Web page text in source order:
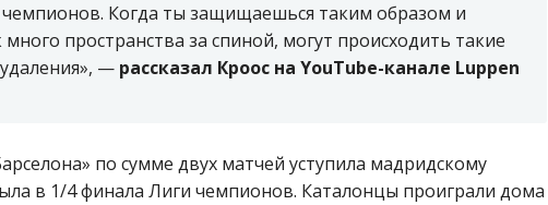
Когда ты защищаешься таким образом и
пространства за спиной, могут происходить такие
— рассказал Кроос на YouTube-канале Luppen
по сумме двух матчей уступила мадридскому
в 1/4 финала Лиги чемпионов. Каталонцы проиграли дома